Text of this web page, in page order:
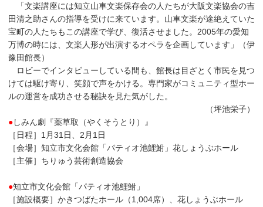
「文楽講座には知立山車文楽保存会の人たちが大阪文楽協会の吉
田清之助さんの指導を受けに来ています。山車文楽が途絶えていた
宝町の人たちもこの講座で学び、復活させました。2005年の愛知
万博の時には、文楽人形が出演するオペラを企画しています」（伊
豫田館長）
ロビーでインタビューしている間も、館長は目ざとく市民を見つ
けては駆け寄り、笑顔で声をかける。専門家がコミュニティ型ホー
ルの運営を成功させる秘訣を見た気がした。
（坪池栄子）
●しみん劇『薬草取（やくそうとり）』
［日程］1月31日、2月1日
［会場］知立市文化会館「パティオ池鯉鮒」花しょうぶホール
［主催］ちりゅう芸術創造協会
●知立市文化会館「パティオ池鯉鮒」
［施設概要］かきつばたホール（1,004席）、花しょうぶホール